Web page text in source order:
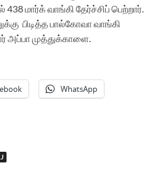
மார்க் வாங்கி தேர்ச்சிப் பெற்றார்.
பிடித்த பால்கோவா வாங்கி
அப்பா முத்துக்காளை.
WhatsApp